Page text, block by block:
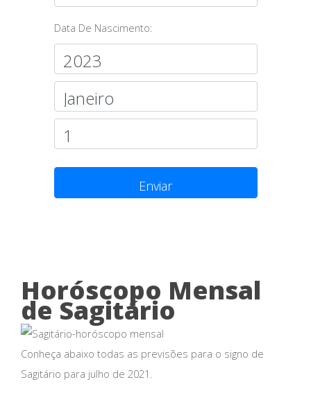
Data De Nascimento:
Enviar
Horóscopo Mensal
de Sagitário
Conheça abaixo todas as previsões para o signo de
Sagitário para julho de 2021.